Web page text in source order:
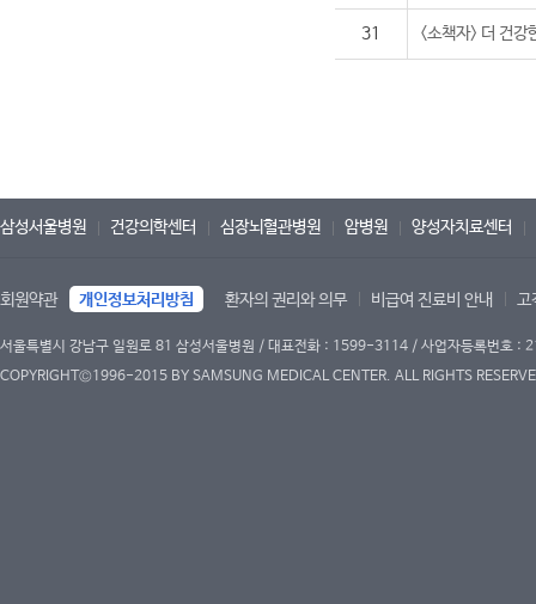
31 <소책자> 더 건강
삼성서울병원 건강의학센터 심장뇌혈관병원 암병원 양성자치료센터
회원약관 개인정보처리방침 환자의 권리와 의무 비급여 진료비 안내 고
서울특별시 강남구 일원로 81 삼성서울병원 / 대표전화 : 1599-3114 / 사업자등록번호
COPYRIGHT©1996-2015 BY SAMSUNG MEDICAL CENTER. ALL RIGHTS